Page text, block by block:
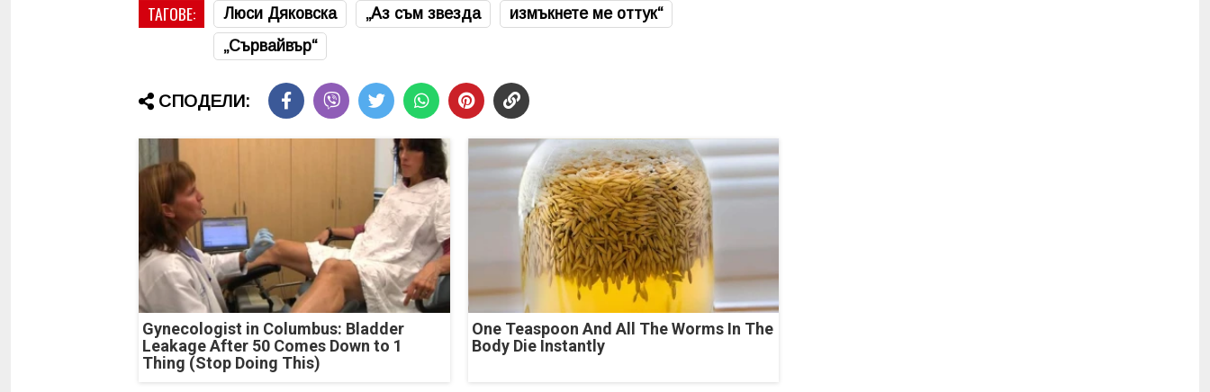
ТАГОВЕ: Люси Дяковска „Аз съм звезда
измъкнете ме оттук“
„Сървайвър“
СПОДЕЛИ:
Gynecologist in Columbus: Bladder
Leakage After 50 Comes Down to 1
Thing (Stop Doing This)
One Teaspoon And All The Worms In The
Body Die Instantly